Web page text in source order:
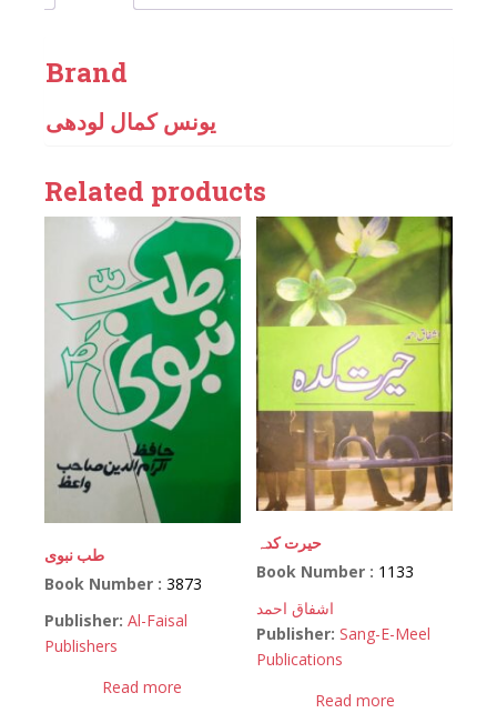
Brand
یونس کمال لودھی
Related products
طب نبوی
Book Number : 3873
Publisher: Al-Faisal
Publishers
Read more
حیرت کدہ
Book Number : 1133
اشفاق احمد
Publisher: Sang-E-Meel
Publications
Read more